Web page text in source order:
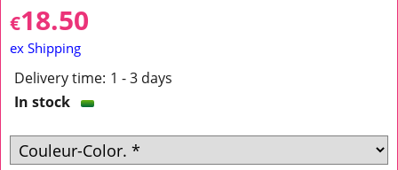
€18.50
ex Shipping
Delivery time: 1 - 3 days
In stock